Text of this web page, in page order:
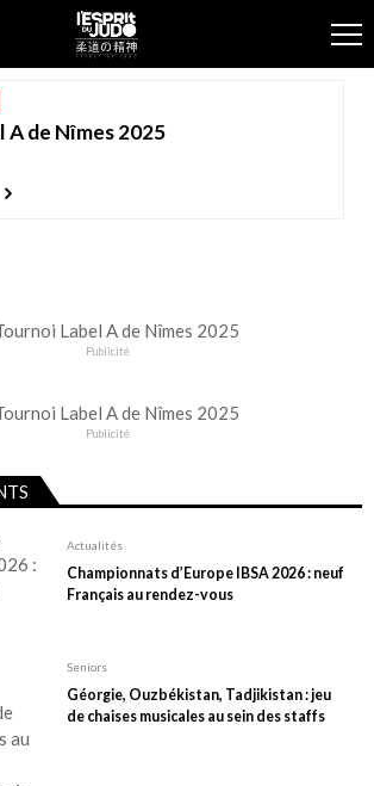
A de Nîmes 2025
Publicité
Publicité
Actualités
Championnats d’Europe IBSA 2026 : neuf
Français au rendez-vous
Seniors
Géorgie, Ouzbékistan, Tadjikistan : jeu
de chaises musicales au sein des staffs